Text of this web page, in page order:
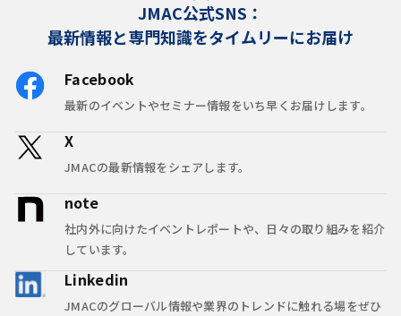
JMAC公式SNS：
最新情報と専門知識をタイムリーにお届け
Facebook
最新のイベントやセミナー情報をいち早くお届けします。
X
JMACの最新情報をシェアします。
note
社内外に向けたイベントレポートや、日々の取り組みを紹介
しています。
Linkedin
JMACのグローバル情報や業界のトレンドに触れる場をぜひ